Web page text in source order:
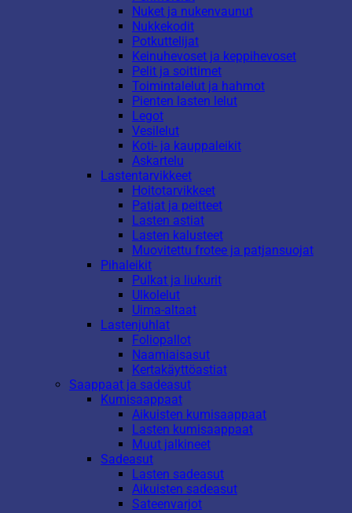
Nuket ja nukenvaunut
Nukkekodit
Potkuttelijat
Keinuhevoset ja keppihevoset
Pelit ja soittimet
Toimintalelut ja hahmot
Pienten lasten lelut
Legot
Vesilelut
Koti- ja kauppaleikit
Askartelu
Lastentarvikkeet
Hoitotarvikkeet
Patjat ja peitteet
Lasten astiat
Lasten kalusteet
Muovitettu frotee ja patjansuojat
Pihaleikit
Pulkat ja liukurit
Ulkolelut
Uima-altaat
Lastenjuhlat
Foliopallot
Naamiaisasut
Kertakäyttöastiat
Saappaat ja sadeasut
Kumisaappaat
Aikuisten kumisaappaat
Lasten kumisaappaat
Muut jalkineet
Sadeasut
Lasten sadeasut
Aikuisten sadeasut
Sateenvarjot